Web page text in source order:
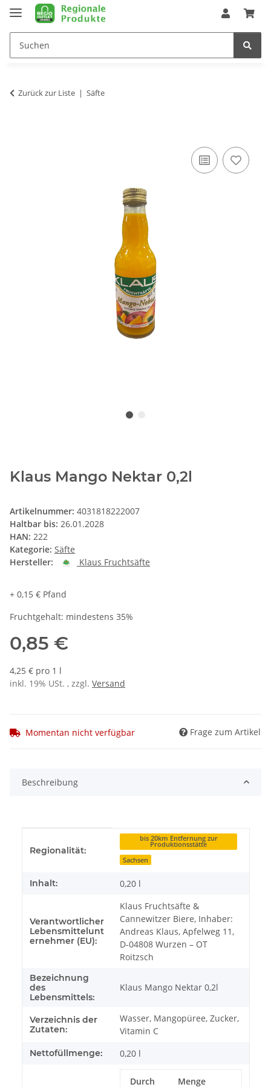
Zurück zur Liste Säfte
Klaus Mango Nektar 0,2l
Artikelnummer: 4031818222007
Haltbar bis: 26.01.2028
HAN: 222
Kategorie: Säfte
Hersteller:
Klaus Fruchtsäfte
+ 0,15 € Pfand
Fruchtgehalt: mindestens 35%
0,85 €
4,25 € pro 1 l
inkl. 19% USt. , zzgl. Versand
Momentan nicht verfügbar Frage zum Artikel
Beschreibung
Regionalität:
bis 20km Entfernung zur
Produktionsstätte
Sachsen
Inhalt: 0,20 l
Verantwortlicher
Lebensmittelunt
ernehmer (EU):
Klaus Fruchtsäfte &
Cannewitzer Biere, Inhaber:
Andreas Klaus, Apfelweg 11,
D-04808 Wurzen – OT
Roitzsch
Bezeichnung
des
Lebensmittels:
Klaus Mango Nektar 0,2l
Verzeichnis der
Zutaten:
Wasser, Mangopüree, Zucker,
Vitamin C
Nettofüllmenge: 0,20 l
Durch Menge